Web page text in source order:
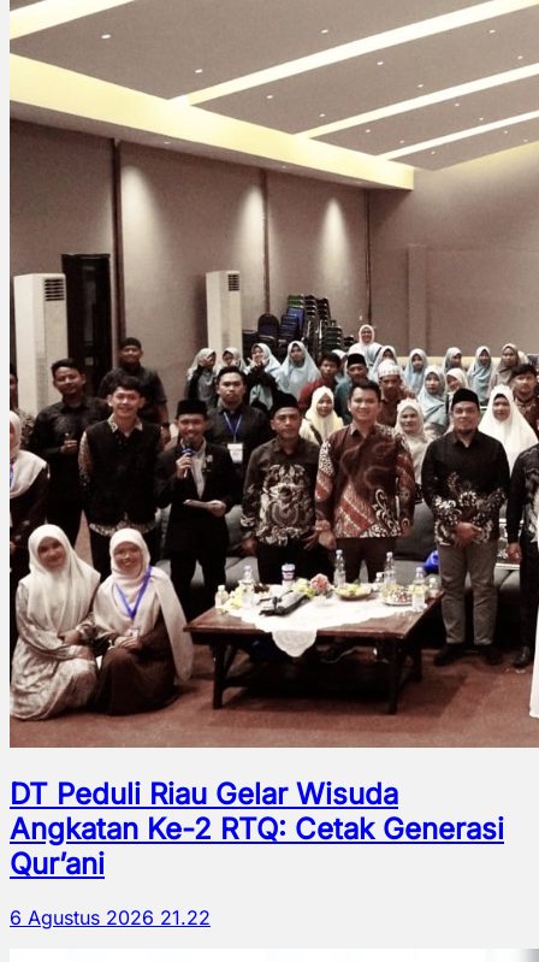
DT Peduli Riau Gelar Wisuda
Angkatan Ke-2 RTQ: Cetak Generasi
Qur’ani
6 Agustus 2026 21.22